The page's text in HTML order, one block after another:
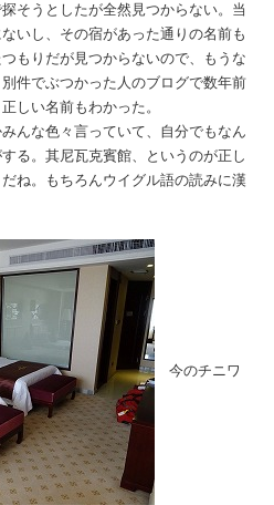
そうとしたが全然見つからない。当
いし、その宿があった通りの名前も
もりだが見つからないので、もうな
件でぶつかった人のブログで数年前
しい名前もわかった。
んな色々言っていて、自分でもなん
る。其尼瓦克賓館、というのが正し
ね。もちろんウイグル語の読みに漢
今のチニワ